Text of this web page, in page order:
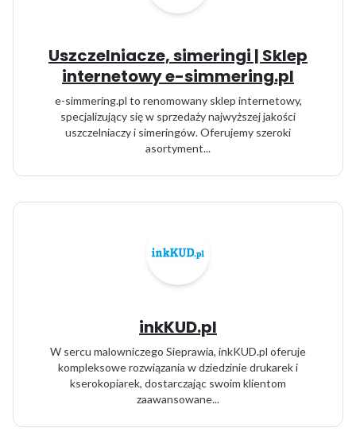
Uszczelniacze, simeringi | Sklep
internetowy e-simmering.pl
e-simmering.pl to renomowany sklep internetowy,
specjalizujący się w sprzedaży najwyższej jakości
uszczelniaczy i simeringów. Oferujemy szeroki
asortyment...
inkKUD.pl
W sercu malowniczego Sieprawia, inkKUD.pl oferuje
kompleksowe rozwiązania w dziedzinie drukarek i
kserokopiarek, dostarczając swoim klientom
zaawansowane...